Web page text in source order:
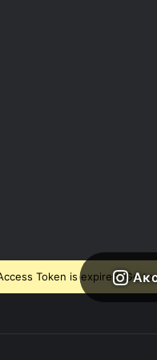
Token is expired, Go